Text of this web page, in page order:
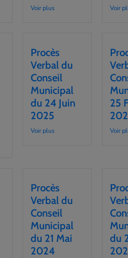
Voir plus Voir
Procès
Verbal du
Conseil
Municipal
du 24 Juin
2025
Voir plus
25
Voir
Procès
Verbal du
Conseil
Municipal
du 21 Mai
2024
du